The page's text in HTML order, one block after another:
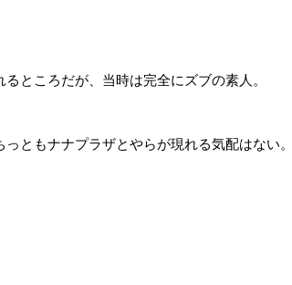
ところだが、当時は完全にズブの素人。
ともナナプラザとやらが現れる気配はない。